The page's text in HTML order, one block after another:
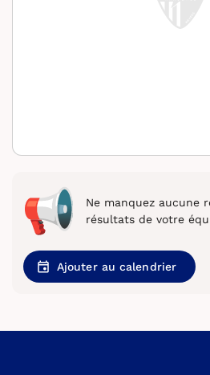
Ne manquez aucune
résultats de votre
Ajouter au calendrier